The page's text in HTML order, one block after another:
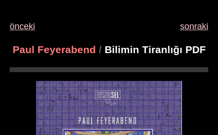
önceki sonraki
Paul Feyerabend /Bilimin Tiranlığı PDF